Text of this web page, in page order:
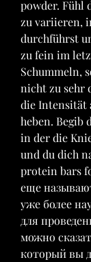
powder. Fühl
zu variieren,
durchführst
zu fein im
Schummeln,
nicht zu sehr
die Intensität
heben. Begib
in der die
und du dich
protein bars
еще
уже более
для
можно
который вы